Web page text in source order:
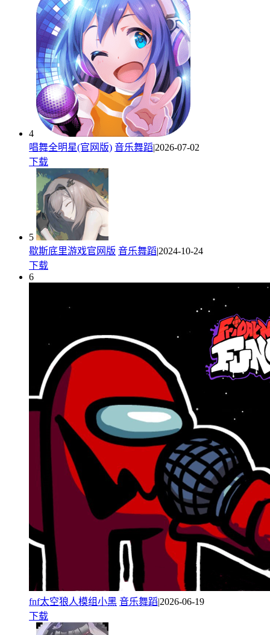
4
唱舞全明星(官网版) 音乐舞蹈|2026-07-02
下载
5
歇斯底里游戏官网版 音乐舞蹈|2024-10-24
下载
6
fnf太空狼人模组小黑 音乐舞蹈|2026-06-19
下载